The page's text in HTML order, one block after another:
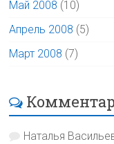
Май 2008 (10)
Апрель 2008 (5)
Март 2008 (7)
Наталья